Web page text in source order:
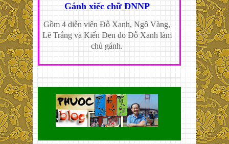
Gánh xiếc chữ ĐNNP
Gồm 4 diễn viên Đỗ Xanh, Ngô Vàng,
Lê Trắng và Kiến Đen do Đỗ Xanh làm
chủ gánh.